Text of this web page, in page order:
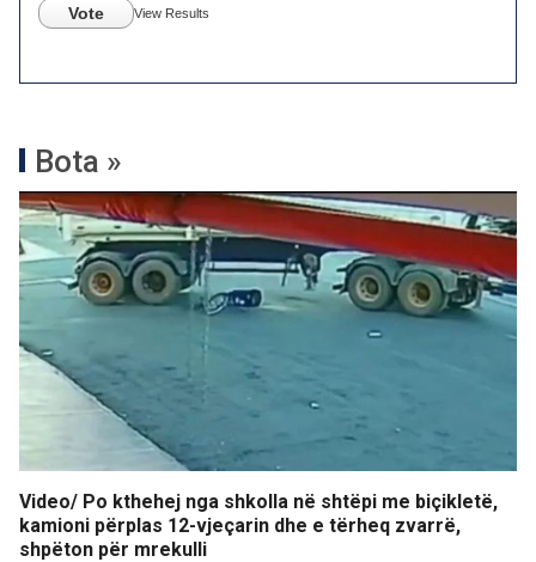
Vote View Results
Bota »
Video/ Po kthehej nga shkolla në shtëpi me biçikletë,
kamioni përplas 12-vjeçarin dhe e tërheq zvarrë,
shpëton për mrekulli